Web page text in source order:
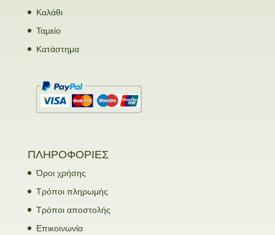
Καλάθι
Ταμείο
Κατάστημα
ΠΛΗΡΟΦΟΡΙΕΣ
Όροι χρήσης
Τρόποι πληρωμής
Τρόποι αποστολής
Επικοινωνία